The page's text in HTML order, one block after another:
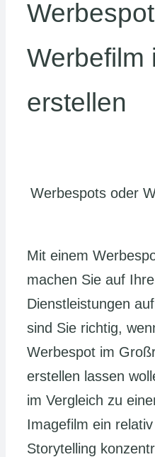
Werbefilm
erstellen
Werbespots oder
Mit einem
machen Sie auf
Dienstleistungen
sind Sie richtig,
Werbespot im
erstellen lassen
im Vergleich zu
Imagefilm ein
Storytelling